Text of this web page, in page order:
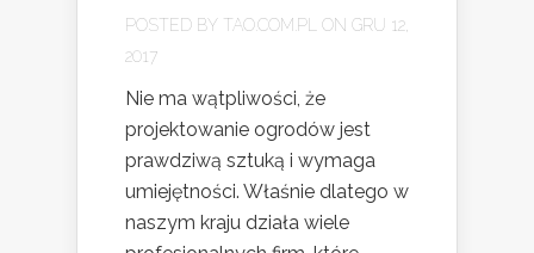
POSTED BY TAO.COM.PL
ON GRU 12,
2017
Nie ma wątpliwości, że
projektowanie ogrodów jest
prawdziwą sztuką i wymaga
umiejętności. Właśnie dlatego w
naszym kraju działa wiele